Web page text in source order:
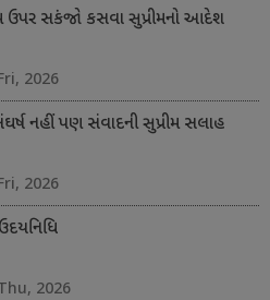
ઉપર સકંજો કસવા સુપ્રીમનો આદેશ
2026
નહીં પણ સંવાદની સુપ્રીમ સલાહ
2026
2026